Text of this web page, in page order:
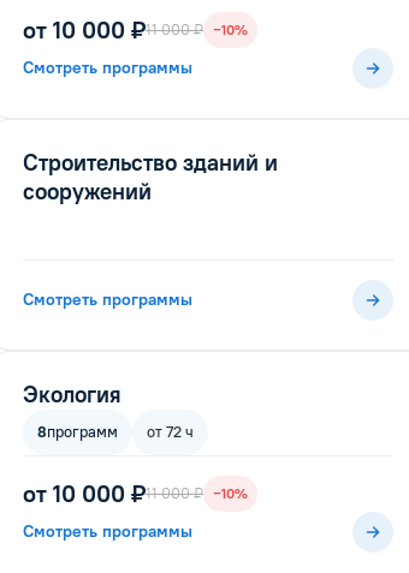
от 10 000 ₽11 000 ₽ −10%
Смотреть программы
Строительство зданий и
сооружений
Смотреть программы
Экология
8программ от 72 ч
от 10 000 ₽11 000 ₽ −10%
Смотреть программы